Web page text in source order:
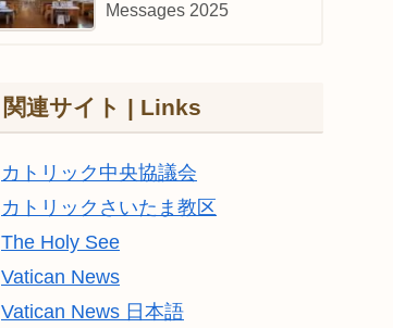
Messages 2025
関連サイト | Links
カトリック中央協議会
カトリックさいたま教区
The Holy See
Vatican News
Vatican News 日本語